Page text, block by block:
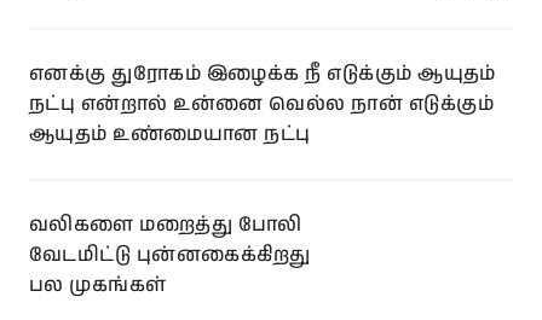
எனக்கு துரோகம் இழைக்க நீ எடுக்கும் ஆயுதம்
நட்பு என்றால் உன்னை வெல்ல நான் எடுக்கும்
ஆயுதம் உண்மையான நட்பு
வலிகளை மறைத்து போலி
வேடமிட்டு புன்னகைக்கிறது
பல முகங்கள்